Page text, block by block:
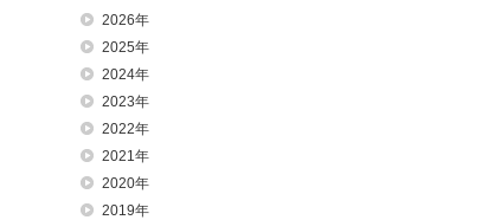
2026年
2025年
2024年
2023年
2022年
2021年
2020年
2019年